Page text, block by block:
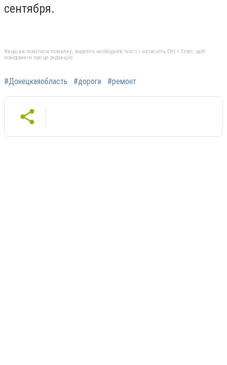
сентября.
Якщо ви помітили помилку, виділіть необхідний текст і натисніть Ctrl + Enter, щоб
повідомити про це редакцію
#Донецкаяобласть #дороги #ремонт